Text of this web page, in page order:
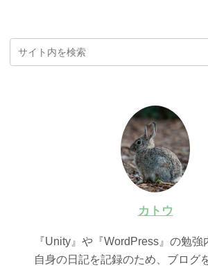
カトウ
『Unity』や『WordPress』の勉強
自身の日記を記録のため、ブログ